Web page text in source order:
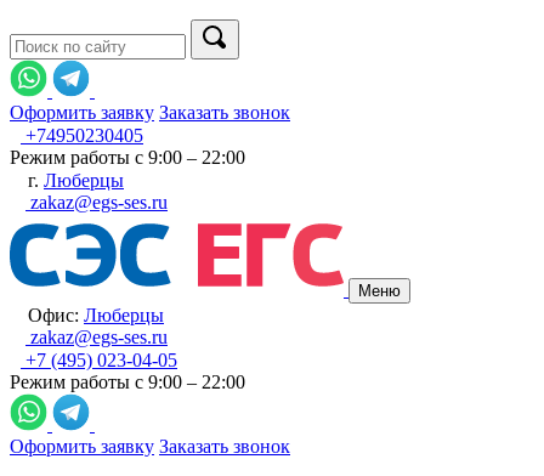
Оформить заявку Заказать звонок
+74950230405
Режим работы с 9:00 – 22:00
г. Люберцы
zakaz@egs-ses.ru
Меню
Офис: Люберцы
zakaz@egs-ses.ru
+7 (495) 023-04-05
Режим работы с 9:00 – 22:00
Оформить заявку Заказать звонок